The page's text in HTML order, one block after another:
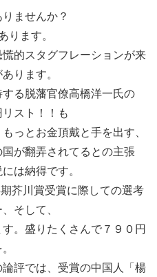
ませんか？
ります。
的スタグフレーションが来
ります。
る脱藩官僚高橋洋一氏の
リスト！！も
っとお金頂戴と手を出す、
が翻弄されてるとの主張
は納得です。
芥川賞受賞に際しての選考
そして、
。盛りたくさんで７９０円
評では、受賞の中国人「楊